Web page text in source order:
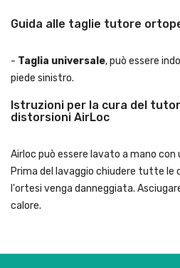
Guida alle taglie tutore
- Taglia universale, può essere
piede sinistro.
Istruzioni per la cura del
distorsioni AirLoc
Airloc può essere lavato a mano
Prima del lavaggio chiudere tutte le
l'ortesi venga danneggiata.
calore.